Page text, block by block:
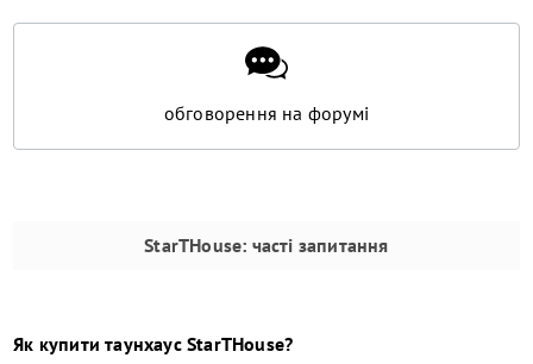
обговорення на форумі
StarTHouse: часті запитання
Як купититаунхаус StarTHouse?